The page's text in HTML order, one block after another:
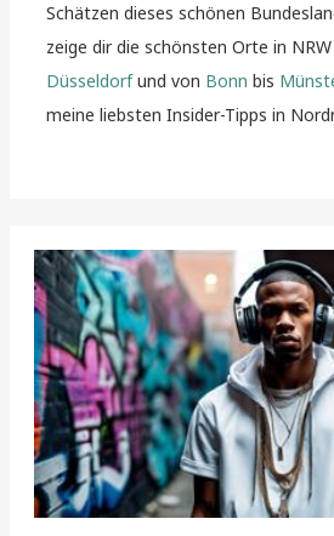
Schätzen dieses schönen
zeige dir die schönsten Orte in
Düsseldorfund von Bonn bis
meine liebsten Insider-Tipps in